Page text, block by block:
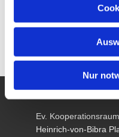
Nur
Ev.
Heinrich-von-Bibra